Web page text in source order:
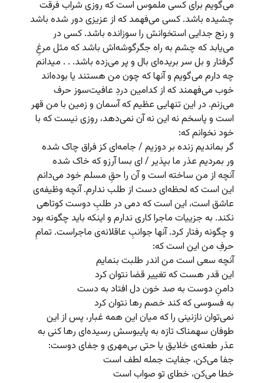
می‌گویم برای کسی ملموس است که روزی شراب فرقت
چشیده باشد. کسی می‌فهمد که از عزیزی دور شده باشد
و رنج جدایی استخوانش را سوزانده باشد. کسی در
می‌یابد که چشم به راه جگرگوشه‌اش باشد که مثل مرغِ
گرفتار و بل سر بریده‌ای بال و پر می‌زده باشد. . . می­دانم
چه دارم می‌گویم و آنها که چون من هستند یا بوده‌اند
خوب می‌فهمند که از کدامین دردِ عافیت‌سوز حرف
می‌زنم. در این تنهایی عظیم که آسمان و زمین با من قهر
است و پاسخم نه این نه آن نمی‌دهد، روزی نیست که با
خود نخوانم که:
گر بماندیم زنده بر دوزیم / جامه‌ای کز فراق چاک شده
ور بمردیم عذر ما بپذیر / ای بسا آرزو که خاک شده
آنچه از من ساخته است و آن را حقِ مسلم خود می‌دانم
این است که لحظه‌ای دست از طلب ندارم. آنچه وظیفه‌ی
عاشق است، این است که دمی در طلبِ دوست کوتاهی
نکند. به جزییات ماجرا کاری ندارم و اینکه باید چگونه بود
و چگونه رفتار کرد. آنها جوانبِ عاقلانه‌ی ماجراست. تمامِ
حرفِ من این است که:
آنچه سعی است من اندر طلبت بنمایم
این قدر هست که تغییر قضا نتوان کرد
دامنِ دوست به صد خون دل افتاد به دست
به فسوسی که کند خصم رها نتوان کرد
نمی‌توان نازنینی را که میان این همه غبار، پس از این
طوفان سهمناک تازه به پایبوسش رسیده‌ای رها کنی به
عذر طعنه‌ی خلایق یا حتی بی‌مهری و جفای دوست:
جفا می‌کن، جفایت جمله لطف است
خطا می‌کن، خطای تو صواب است